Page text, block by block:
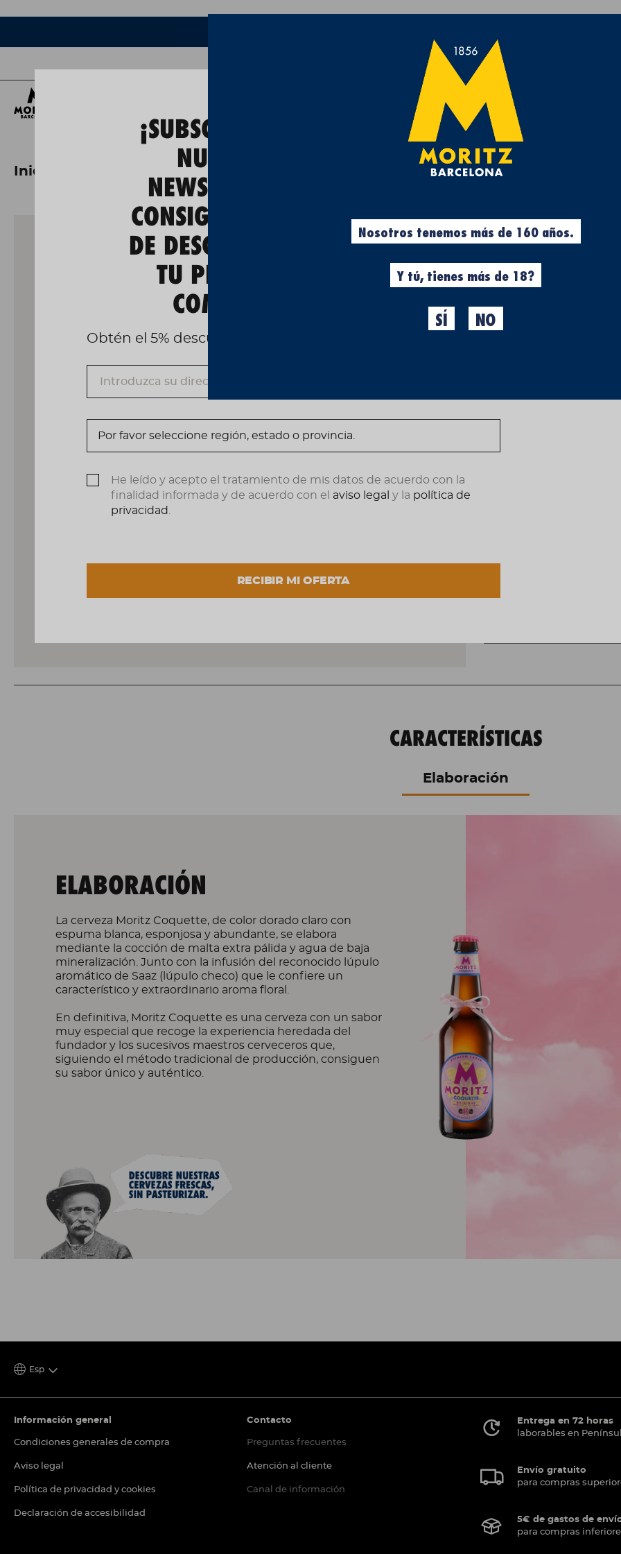
Experiencias Cool Stuff
Inicio moritz coquette
Cervezas
MORITZ
Agua, malta de cebada,
Condiciones de
CARACTERÍSTICAS
Elaboración
ELABORACIÓN
La cerveza Moritz Coquette, de color dorado claro con
espuma blanca, esponjosa y abundante, se elabora
mediante la cocción de malta extra pálida y agua de baja
mineralización. Junto con la infusión del reconocido lúpulo
aromático de Saaz (lúpulo checo) que le confiere un
característico y extraordinario aroma floral.
En definitiva, Moritz Coquette es una cerveza con un sabor
muy especial que recoge la experiencia heredada del
fundador y los sucesivos maestros cerveceros que,
siguiendo el método tradicional de producción, consiguen
su sabor único y auténtico.
Esp
Información general
Condiciones generales de compra
Aviso legal
Política de privacidad y cookies
Declaración de accesibilidad
Contacto
Preguntas frecuentes
Atención al cliente
Canal de información
Entrega en 72 horas
laborables en
Envío gratuito
para compras
5€ de gastos de
para compras
¡SUBSCRÍBETE A
NUESTRA
NEWSLETTER Y
CONSIGUE UN 5%
DE DESCUENTO EN
TU PRIMERA
COMPRA!
Obtén el 5% descuento, registrándote ahora.
He leído y acepto el tratamiento de mis datos de acuerdo con la
finalidad informada y de acuerdo con el aviso legal y la política de
privacidad
RECIBIR MI OFERTA
Nosotros tenemos más de 160 años.
Y tú, tienes más de 18?
SÍ NO